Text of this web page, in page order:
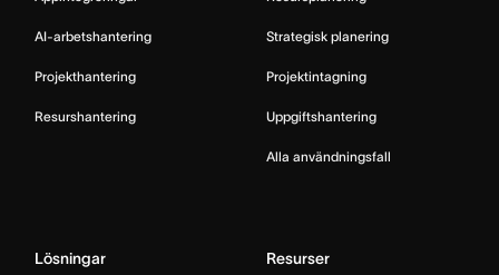
AI-arbetshantering
Projekthantering
Resurshantering
Strategisk planering
Projektintagning
Uppgiftshantering
Alla användningsfall
Lösningar Resurser